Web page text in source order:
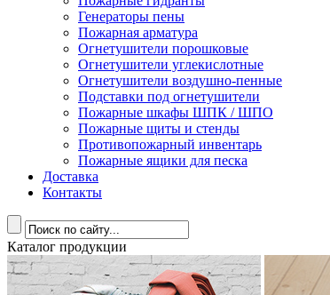
Генераторы пены
Пожарная арматура
Огнетушители порошковые
Огнетушители углекислотные
Огнетушители воздушно-пенные
Подставки под огнетушители
Пожарные шкафы ШПК / ШПО
Пожарные щиты и стенды
Противопожарный инвентарь
Пожарные ящики для песка
Доставка
Контакты
Каталог продукции